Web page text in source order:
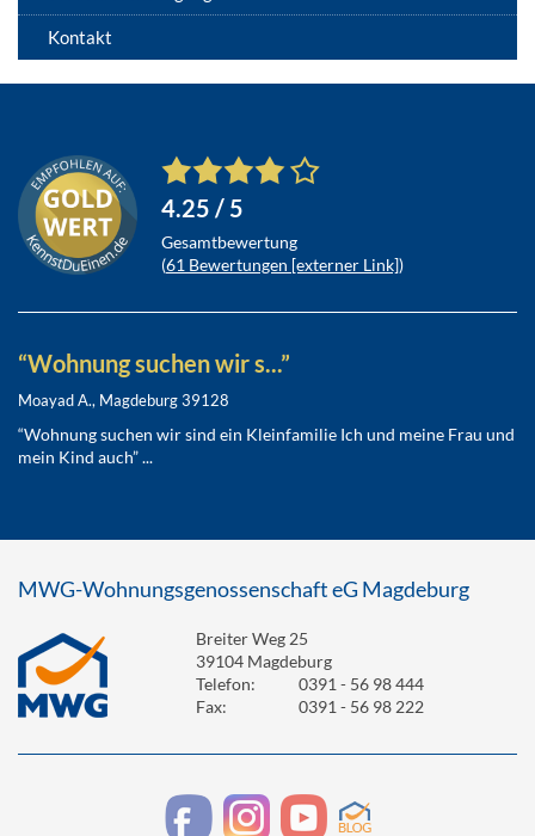
Kontakt
4.25 / 5
Gesamtbewertung
(61 Bewertungen [externer Link])
“Wohnung suchen wir s...”
Moayad A., Magdeburg 39128
“Wohnung suchen wir sind ein Kleinfamilie Ich und meine Frau und
mein Kind auch” ...
MWG-Wohnungsgenossenschaft eG Magdeburg
Breiter Weg 25
39104 Magdeburg
Telefon:
0391 - 56 98 444
Fax:
0391 - 56 98 222